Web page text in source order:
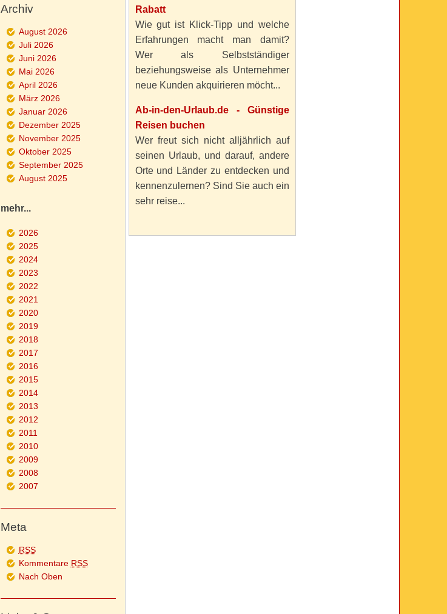
Rabatt
Wie gut ist Klick-Tipp und welche
Erfahrungen macht man damit?
Wer als Selbstständiger
beziehungsweise als Unternehmer
neue Kunden akquirieren möcht...
Ab-in-den-Urlaub.de - Günstige
Reisen buchen
Wer freut sich nicht alljährlich auf
seinen Urlaub, und darauf, andere
Orte und Länder zu entdecken und
kennenzulernen? Sind Sie auch ein
sehr reise...
Archiv
August 2026
Juli 2026
Juni 2026
Mai 2026
April 2026
März 2026
Januar 2026
Dezember 2025
November 2025
Oktober 2025
September 2025
August 2025
mehr...
2026
2025
2024
2023
2022
2021
2020
2019
2018
2017
2016
2015
2014
2013
2012
2011
2010
2009
2008
2007
Meta
RSS
Kommentare RSS
Nach Oben